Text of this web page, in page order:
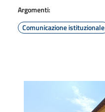
Argomenti:
Comunicazione istituzionale